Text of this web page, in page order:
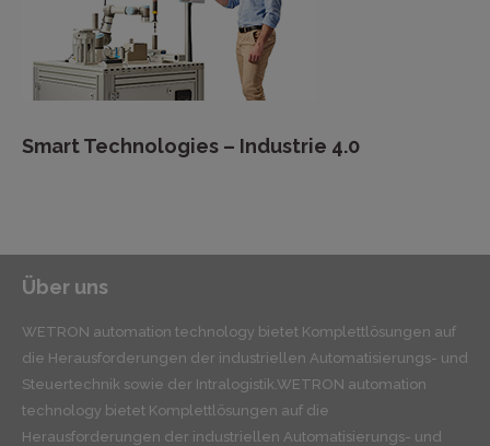
Smart Technologies – Industrie 4.0
Über uns
WETRON automation technology bietet Komplettlösungen auf
die Herausforderungen der industriellen Automatisierungs- und
Steuertechnik sowie der Intralogistik.WETRON automation
technology bietet Komplettlösungen auf die
Herausforderungen der industriellen Automatisierungs- und